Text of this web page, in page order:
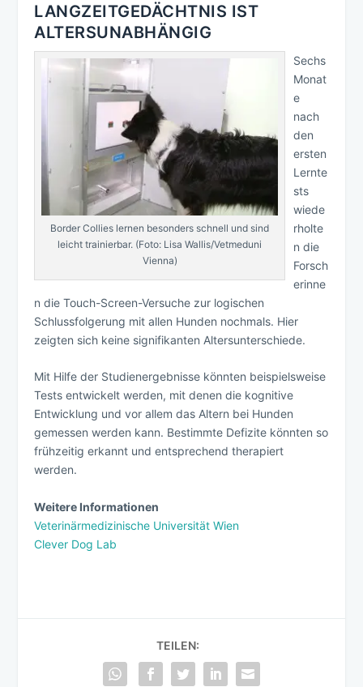
LANGZEITGEDÄCHTNIS IST
ALTERSUNABHÄNGIG
Border Collies lernen besonders schnell und sind
leicht trainierbar. (Foto: Lisa Wallis/Vetmeduni
Vienna)
Sechs
Monat
e
nach
den
ersten
Lernte
sts
wiede
rholte
n die
Forsch
erinne
n die Touch-Screen-Versuche zur logischen
Schlussfolgerung mit allen Hunden nochmals. Hier
zeigten sich keine signifikanten Altersunterschiede.
Mit Hilfe der Studienergebnisse könnten beispielsweise
Tests entwickelt werden, mit denen die kognitive
Entwicklung und vor allem das Altern bei Hunden
gemessen werden kann. Bestimmte Defizite könnten so
frühzeitig erkannt und entsprechend therapiert
werden.
Weitere Informationen
Veterinärmedizinische Universität Wien
Clever Dog Lab
TEILEN: